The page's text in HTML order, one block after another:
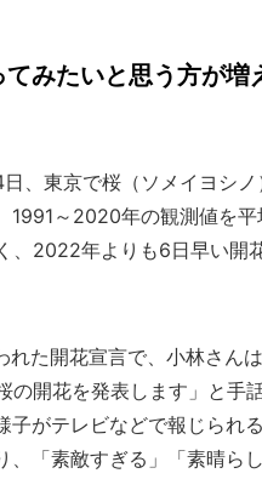
てみたいと思う方が増
、東京で桜（ソメイヨシノ
1991～2020年の観測値を
、2022年よりも6日早い開
た開花宣言で、小林さん
の開花を発表します」と手
子がテレビなどで報じられ
、「素敵すぎる」「素晴ら